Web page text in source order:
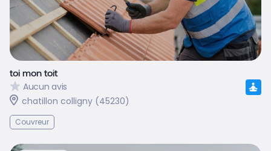
toi mon toit
Aucun avis
chatillon colligny (45230)
Couvreur